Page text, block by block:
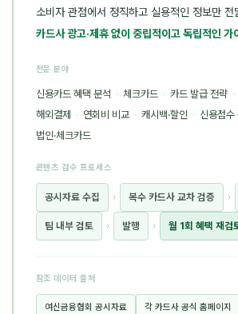
소비자 관점에서 정직하고 실용적인 정보만 전
카드사 광고·제휴 없이 중립적이고 독립적인 가
전문 분야
신용카드 혜택 분석 · 체크카드 · 카드 발급 전략 ·
해외결제 · 연회비 비교 · 캐시백·할인 · 신용점수
법인·체크카드
콘텐츠 검수 프로세스
공시자료 수집 › 복수 카드사 교차 검증 ›
팀 내부 검토 › 발행 › 월 1회 혜택 재검
참조 데이터 출처
여신금융협회 공시자료 각 카드사 공식 홈페이지